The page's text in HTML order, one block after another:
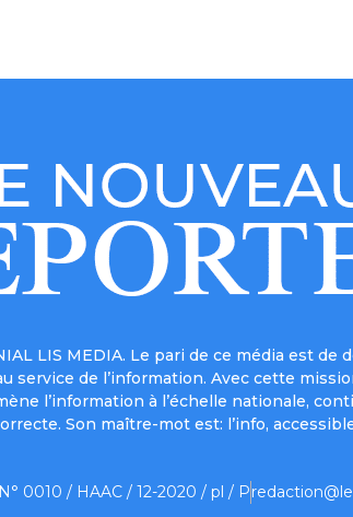
LIS MEDIA. Le pari de ce média est
de l’information. Avec cette
l’information à l’échelle nationale,
Son maître-mot est: l’info,
0010 / HAAC / 12-2020 / pl / P